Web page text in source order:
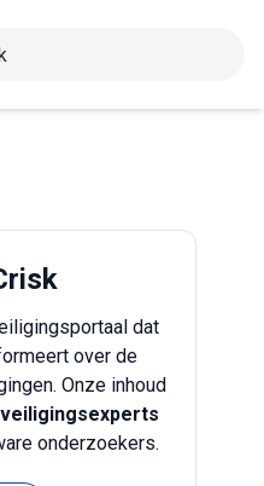
dat
over de
Onze inhoud
onderzoekers.